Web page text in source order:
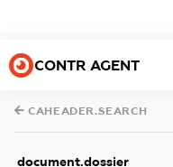
CONTR AGENT
CAHEADER.SEARCH
document.dossier